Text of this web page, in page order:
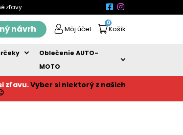
zľavy
návrh Môj účet
0
Košík
Oblečenie AUTO-
MOTO
zľavu.Vyber si niektorý z našich